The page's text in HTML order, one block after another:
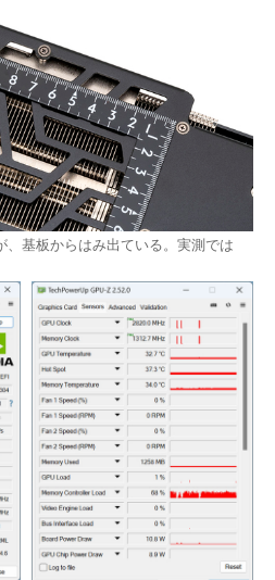
基板からはみ出ている。実測では